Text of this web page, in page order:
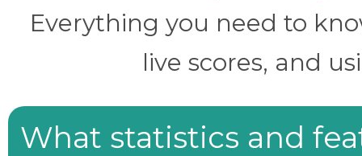
Everything you need to
live scores, and
What statistics and